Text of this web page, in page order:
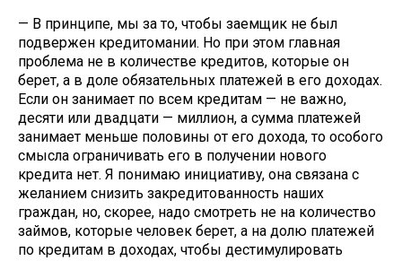
— В принципе, мы за то, чтобы заемщик не был
подвержен кредитомании. Но при этом главная
проблема не в количестве кредитов, которые он
берет, а в доле обязательных платежей в его доходах.
Если он занимает по всем кредитам — не важно,
десяти или двадцати — миллион, а сумма платежей
занимает меньше половины от его дохода, то особого
смысла ограничивать его в получении нового
кредита нет. Я понимаю инициативу, она связана с
желанием снизить закредитованность наших
граждан, но, скорее, надо смотреть не на количество
займов, которые человек берет, а на долю платежей
по кредитам в доходах, чтобы дестимулировать